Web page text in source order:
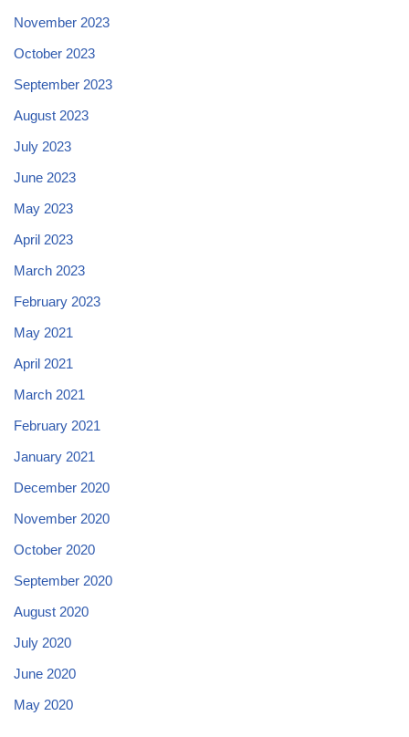
November 2023
October 2023
September 2023
August 2023
July 2023
June 2023
May 2023
April 2023
March 2023
February 2023
May 2021
April 2021
March 2021
February 2021
January 2021
December 2020
November 2020
October 2020
September 2020
August 2020
July 2020
June 2020
May 2020